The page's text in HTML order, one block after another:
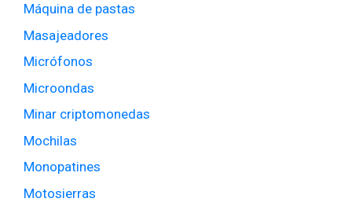
Máquina de pastas
Masajeadores
Micrófonos
Microondas
Minar criptomonedas
Mochilas
Monopatines
Motosierras